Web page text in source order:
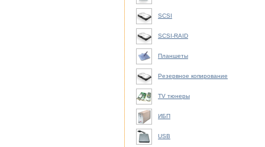
SCSI
SCSI-RAID
Планшеты
Резервное копирование
TV тюнеры
ИБП
USB